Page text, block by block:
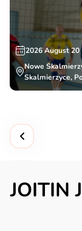
2026 August 20
Nowe
Skalmierzyce,
JOITIN